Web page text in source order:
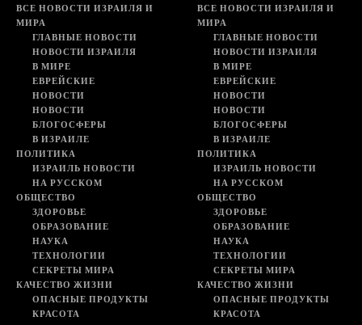
ВСЕ НОВОСТИ ИЗРАИЛЯ И
МИРА
ГЛАВНЫЕ НОВОСТИ
НОВОСТИ ИЗРАИЛЯ
В МИРЕ
ЕВРЕЙСКИЕ
НОВОСТИ
НОВОСТИ
БЛОГОСФЕРЫ
В ИЗРАИЛЕ
ПОЛИТИКА
ИЗРАИЛЬ НОВОСТИ
НА РУССКОМ
ОБЩЕСТВО
ЗДОРОВЬЕ
ОБРАЗОВАНИЕ
НАУКА
ТЕХНОЛОГИИ
СЕКРЕТЫ МИРА
КАЧЕСТВО ЖИЗНИ
ОПАСНЫЕ ПРОДУКТЫ
КРАСОТА
ВСЕ НОВОСТИ ИЗРАИЛЯ И
МИРА
ГЛАВНЫЕ НОВОСТИ
НОВОСТИ ИЗРАИЛЯ
В МИРЕ
ЕВРЕЙСКИЕ
НОВОСТИ
НОВОСТИ
БЛОГОСФЕРЫ
В ИЗРАИЛЕ
ПОЛИТИКА
ИЗРАИЛЬ НОВОСТИ
НА РУССКОМ
ОБЩЕСТВО
ЗДОРОВЬЕ
ОБРАЗОВАНИЕ
НАУКА
ТЕХНОЛОГИИ
СЕКРЕТЫ МИРА
КАЧЕСТВО ЖИЗНИ
ОПАСНЫЕ ПРОДУКТЫ
КРАСОТА